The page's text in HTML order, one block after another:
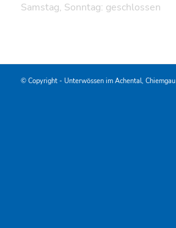
Samstag, Sonntag: geschlossen
© Copyright - Unterwössen im Achental, Chiemgau